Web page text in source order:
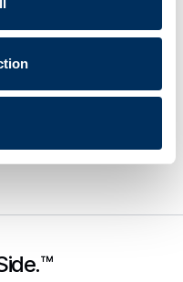
PET-
uit
een partnership met